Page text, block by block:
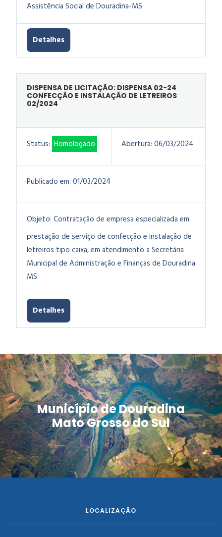
Assistência Social de Douradina-MS
Detalhes
DISPENSA DE LICITAÇÃO: DISPENSA 02-24
CONFECÇÃO E INSTALAÇÃO DE LETREIROS
02/2024
Status: Homologado Abertura: 06/03/2024
Publicado em: 01/03/2024
Objeto: Contratação de empresa especializada em
prestação de serviço de confecção e instalação de
letreiros tipo caixa, em atendimento a Secretária
Municipal de Administração e Finanças de Douradina
MS.
Detalhes
Município de Douradina
Mato Grosso do Sul
LOCALIZAÇÃO